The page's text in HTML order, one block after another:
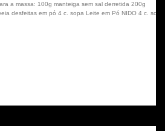
a massa: 100g manteiga sem sal derretida 200g
desfeitas em pó 4 c. sopa Leite em Pó NIDO 4 c.